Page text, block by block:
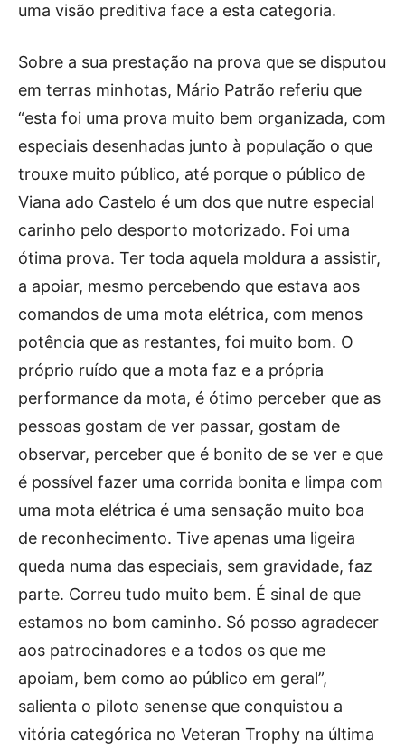
uma visão preditiva face a esta categoria.
Sobre a sua prestação na prova que se disputou
em terras minhotas, Mário Patrão referiu que
“esta foi uma prova muito bem organizada, com
especiais desenhadas junto à população o que
trouxe muito público, até porque o público de
Viana ado Castelo é um dos que nutre especial
carinho pelo desporto motorizado. Foi uma
ótima prova. Ter toda aquela moldura a assistir,
a apoiar, mesmo percebendo que estava aos
comandos de uma mota elétrica, com menos
potência que as restantes, foi muito bom. O
próprio ruído que a mota faz e a própria
performance da mota, é ótimo perceber que as
pessoas gostam de ver passar, gostam de
observar, perceber que é bonito de se ver e que
é possível fazer uma corrida bonita e limpa com
uma mota elétrica é uma sensação muito boa
de reconhecimento. Tive apenas uma ligeira
queda numa das especiais, sem gravidade, faz
parte. Correu tudo muito bem. É sinal de que
estamos no bom caminho. Só posso agradecer
aos patrocinadores e a todos os que me
apoiam, bem como ao público em geral”,
salienta o piloto senense que conquistou a
vitória categórica no Veteran Trophy na última